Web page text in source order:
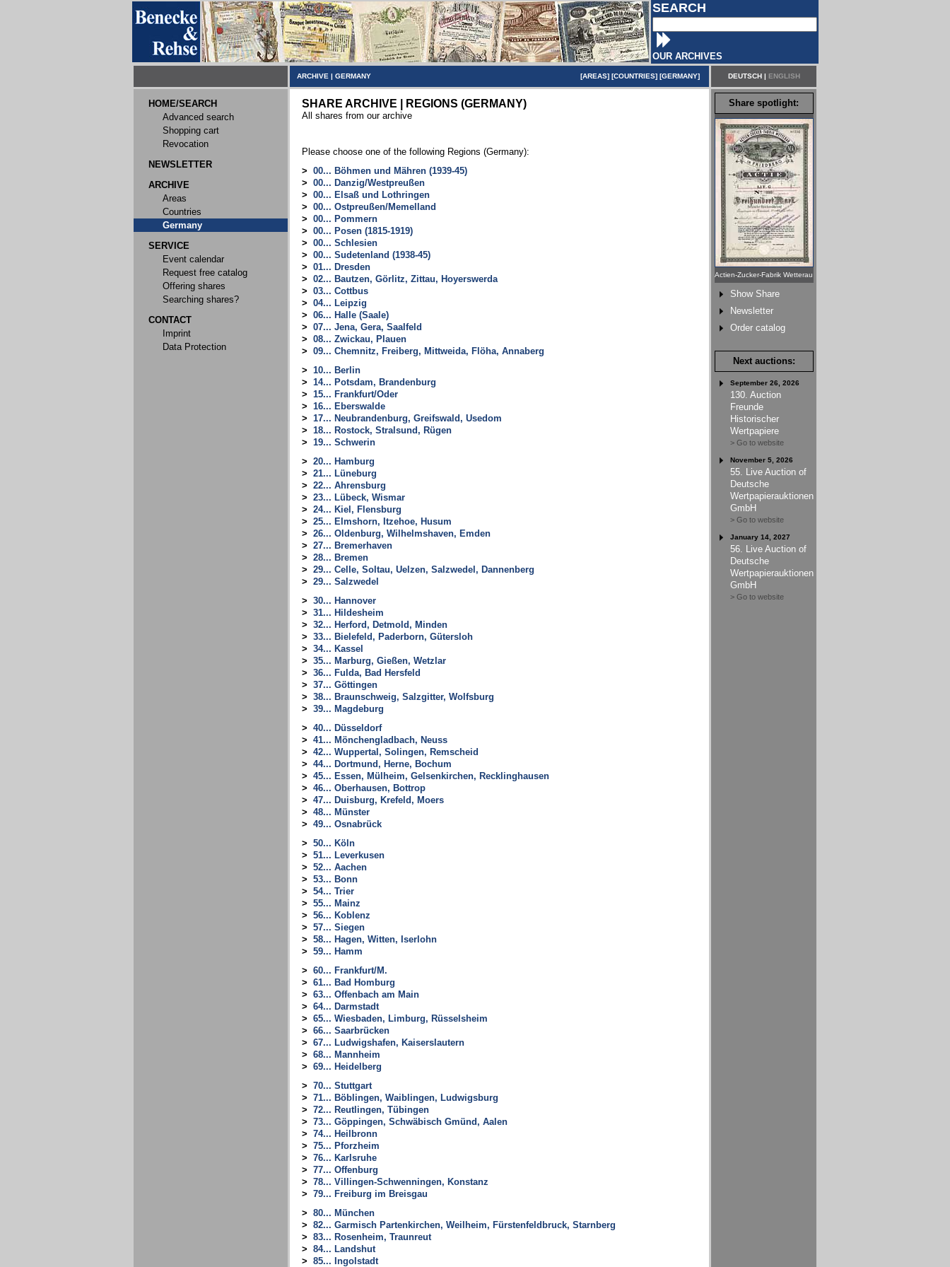
SEARCH
OUR ARCHIVES
ARCHIVE | GERMANY [AREAS] [COUNTRIES] [GERMANY] DEUTSCH| ENGLISH
HOME/SEARCH
Advanced search
Shopping cart
Revocation
NEWSLETTER
ARCHIVE
Areas
Countries
Germany
SERVICE
Event calendar
Request free catalog
Offering shares
Searching shares?
CONTACT
Imprint
Data Protection
SHARE ARCHIVE | REGIONS (GERMANY)
All shares from our archive
Please choose one of the following Regions (Germany):
> 00... Böhmen und Mähren (1939-45)
> 00... Danzig/Westpreußen
> 00... Elsaß und Lothringen
> 00... Ostpreußen/Memelland
> 00... Pommern
> 00... Posen (1815-1919)
> 00... Schlesien
> 00... Sudetenland (1938-45)
> 01... Dresden
> 02... Bautzen, Görlitz, Zittau, Hoyerswerda
> 03... Cottbus
> 04... Leipzig
> 06... Halle (Saale)
> 07... Jena, Gera, Saalfeld
> 08... Zwickau, Plauen
> 09... Chemnitz, Freiberg, Mittweida, Flöha, Annaberg
> 10... Berlin
> 14... Potsdam, Brandenburg
> 15... Frankfurt/Oder
> 16... Eberswalde
> 17... Neubrandenburg, Greifswald, Usedom
> 18... Rostock, Stralsund, Rügen
> 19... Schwerin
> 20... Hamburg
> 21... Lüneburg
> 22... Ahrensburg
> 23... Lübeck, Wismar
> 24... Kiel, Flensburg
> 25... Elmshorn, Itzehoe, Husum
> 26... Oldenburg, Wilhelmshaven, Emden
> 27... Bremerhaven
> 28... Bremen
> 29... Celle, Soltau, Uelzen, Salzwedel, Dannenberg
> 29... Salzwedel
> 30... Hannover
> 31... Hildesheim
> 32... Herford, Detmold, Minden
> 33... Bielefeld, Paderborn, Gütersloh
> 34... Kassel
> 35... Marburg, Gießen, Wetzlar
> 36... Fulda, Bad Hersfeld
> 37... Göttingen
> 38... Braunschweig, Salzgitter, Wolfsburg
> 39... Magdeburg
> 40... Düsseldorf
> 41... Mönchengladbach, Neuss
> 42... Wuppertal, Solingen, Remscheid
> 44... Dortmund, Herne, Bochum
> 45... Essen, Mülheim, Gelsenkirchen, Recklinghausen
> 46... Oberhausen, Bottrop
> 47... Duisburg, Krefeld, Moers
> 48... Münster
> 49... Osnabrück
> 50... Köln
> 51... Leverkusen
> 52... Aachen
> 53... Bonn
> 54... Trier
> 55... Mainz
> 56... Koblenz
> 57... Siegen
> 58... Hagen, Witten, Iserlohn
> 59... Hamm
> 60... Frankfurt/M.
> 61... Bad Homburg
> 63... Offenbach am Main
> 64... Darmstadt
> 65... Wiesbaden, Limburg, Rüsselsheim
> 66... Saarbrücken
> 67... Ludwigshafen, Kaiserslautern
> 68... Mannheim
> 69... Heidelberg
> 70... Stuttgart
> 71... Böblingen, Waiblingen, Ludwigsburg
> 72... Reutlingen, Tübingen
> 73... Göppingen, Schwäbisch Gmünd, Aalen
> 74... Heilbronn
> 75... Pforzheim
> 76... Karlsruhe
> 77... Offenburg
> 78... Villingen-Schwenningen, Konstanz
> 79... Freiburg im Breisgau
> 80... München
> 82... Garmisch Partenkirchen, Weilheim, Fürstenfeldbruck, Starnberg
> 83... Rosenheim, Traunreut
> 84... Landshut
> 85... Ingolstadt
Share spotlight:
Actien-Zucker-Fabrik Wetterau
Show Share
Newsletter
Order catalog
Next auctions:
September 26, 2026
130. Auction
Freunde
Historischer
Wertpapiere
> Go to website
November 5, 2026
55. Live Auction of
Deutsche
Wertpapierauktionen
GmbH
> Go to website
January 14, 2027
56. Live Auction of
Deutsche
Wertpapierauktionen
GmbH
> Go to website